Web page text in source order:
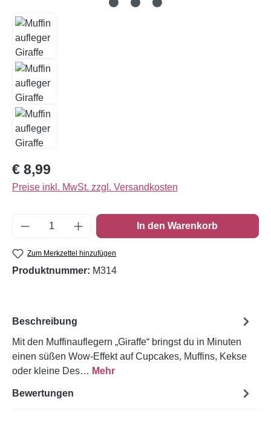
Regulärer Preis:
€ 8,99
Preise inkl. MwSt. zzgl. Versandkosten
Produkt Anzahl: Gib den gewünschten
In den Warenkorb
Zum Merkzettel hinzufügen
Produktnummer: M314
Beschreibung
Mit den Muffinauflegern „Giraffe“ bringst du in Minuten
einen süßen Wow-Effekt auf Cupcakes, Muffins, Kekse
oder kleine Des… Mehr
Bewertungen